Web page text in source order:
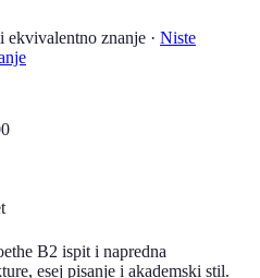
ekvivalentno znanje · Niste
B2 ispit i napredna
esej pisanje i akademski stil.